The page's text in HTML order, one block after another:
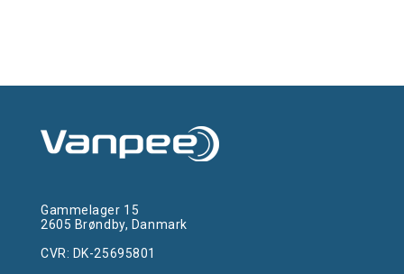
Gammelager 15
2605 Brøndby, Danmark
CVR: DK-25695801